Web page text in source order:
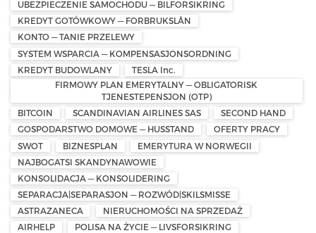
UBEZPIECZENIE SAMOCHODU — BILFORSIKRING
KREDYT GOTÓWKOWY — FORBRUKSLÅN
KONTO — TANIE PRZELEWY
SYSTEM WSPARCIA — KOMPENSASJONSORDNING
KREDYT BUDOWLANY
TESLA Inc.
FIRMOWY PLAN EMERYTALNY — OBLIGATORISK
TJENESTEPENSJON (OTP)
BITCOIN
SCANDINAVIAN AIRLINES SAS
SECOND HAND
GOSPODARSTWO DOMOWE — HUSSTAND
OFERTY PRACY
SWOT
BIZNESPLAN
EMERYTURA W NORWEGII
NAJBOGATSI SKANDYNAWOWIE
KONSOLIDACJA — KONSOLIDERING
SEPARACJA|SEPARASJON — ROZWÓD|SKILSMISSE
ASTRAZANECA
NIERUCHOMOŚCI NA SPRZEDAŻ
AIRHELP
POLISA NA ŻYCIE — LIVSFORSIKRING